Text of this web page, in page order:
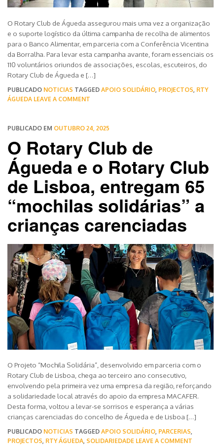
O Rotary Club de Águeda assegurou mais uma vez a organização
e o suporte logístico da última campanha de recolha de alimentos
para o Banco Alimentar, em parceria com a Conferência Vicentina
da Borralha. Para levar esta campanha avante, foram essenciais os
110 voluntários oriundos de associações, escolas, escuteiros, do
Rotary Club de Águeda e […]
PUBLICADO NOTICIAS TAGGED APOIO SOLIDÁRIO PROJECTOS RTY
ÁGUEDA LEAVE A COMMENT
PUBLICADO EM OUTUBRO 24, 2025
O Rotary Club de
Águeda e o Rotary Club
de Lisboa, entregam 65
“mochilas solidárias” a
crianças carenciadas
O Projeto “Mochila Solidária”, desenvolvido em parceria com o
Rotary Club de Lisboa, chega ao terceiro ano consecutivo,
envolvendo pela primeira vez uma empresa da região, reforçando
a solidariedade local através do apoio da empresa MACAFER.
Desta forma, voltou a levar-se sorrisos e esperança a várias
crianças carenciadas do concelho de Águeda e de Lisboa […]
PUBLICADO NOTICIAS TAGGED APOIO SOLIDÁRIO, PARCERIAS,
PROJECTOS, RTY ÁGUEDA, SOLIDARIEDADE LEAVE A COMMENT